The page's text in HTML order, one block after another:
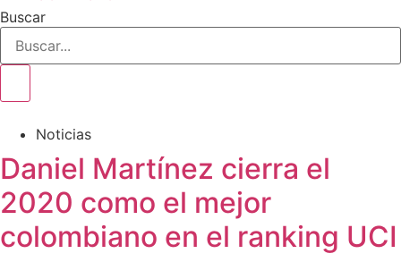
Buscar
Noticias
Daniel Martínez cierra el
2020 como el mejor
colombiano en el ranking UCI